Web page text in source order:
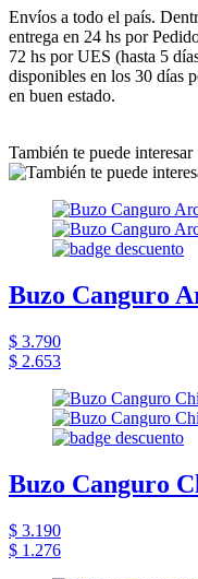
Envíos a todo el país.
entrega en 24 hs por
72 hs por UES (hasta 5
disponibles en los 30 días
en buen estado.
También te puede interesar
Buzo Canguro
$ 3.790
$ 2.653
Buzo Canguro
$ 3.190
$ 1.276